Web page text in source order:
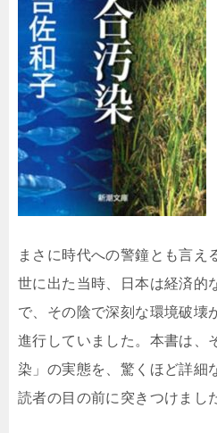
まさに時代への警鐘とも言え
世に出た当時、日本は経済的
で、その陰で深刻な環境破壊
進行していました。本書は、
染」の実態を、驚くほど詳細
読者の目の前に突きつけまし